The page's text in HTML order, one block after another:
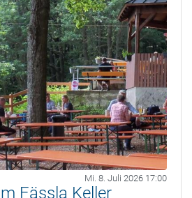
Mi. 8. Juli 2026 17:00
Fässla Keller